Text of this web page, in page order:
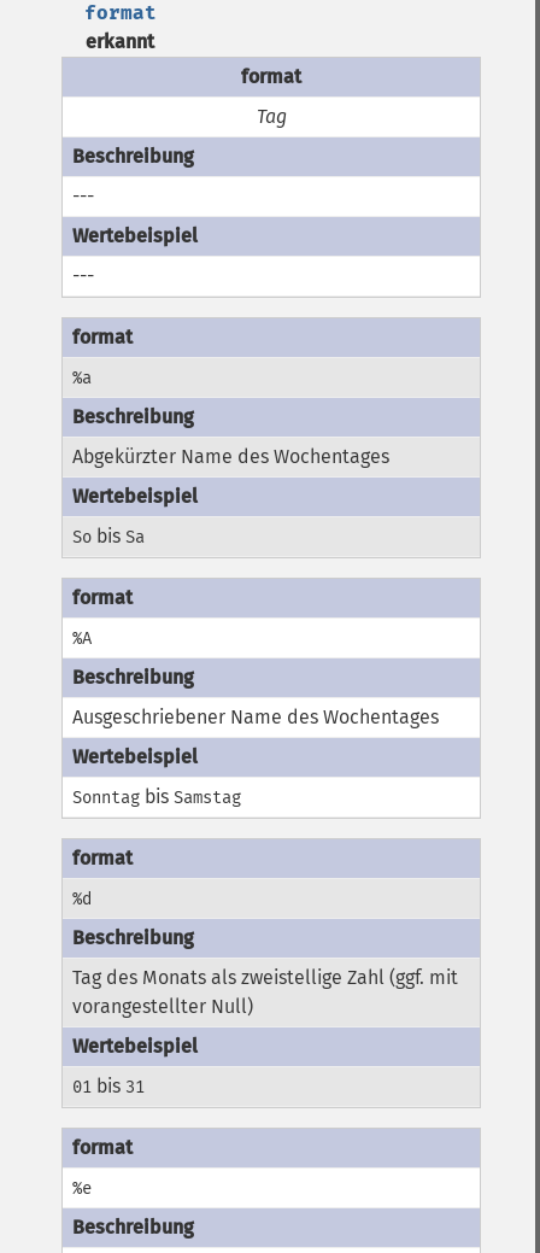
format
erkannt
Tag
---
---
%a
Abgekürzter Name des Wochentages
So bisSa
%A
Ausgeschriebener Name des Wochentages
Sonntag bisSamstag
%d
Tag des Monats als zweistellige Zahl (ggf. mit
vorangestellter Null)
01 bis 31
%e